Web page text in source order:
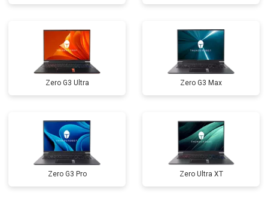
Замена оперативной памяти от 1100 ₽ Заказать
Прошивка BIOS от 1500 ₽ Заказать
Замена северного моста от 3500 ₽
Zero G3 Ultra Zero G3 Max
Zero G3 Pro Zero Ultra XT